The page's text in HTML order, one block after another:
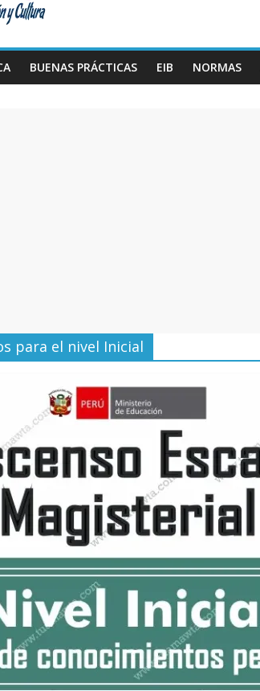
BUENAS PRÁCTICAS EIB NORMAS
para el nivel Inicial